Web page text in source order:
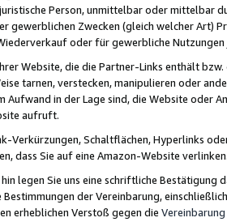
Person, unmittelbar oder mittelbar
gewerblichen Zwecken (gleich welcher Art)
oder für gewerbliche
Website, die die Partner-Links enthält
tarnen, verstecken, manipulieren oder
Aufwand in der Lage sind, die Website oder
aufruft.
Verkürzungen, Schaltflächen, Hyperlinks
dass Sie auf eine Amazon-Website
legen Sie uns eine schriftliche
der Vereinbarung,
erheblichen Verstoß gegen die Vereinbarung